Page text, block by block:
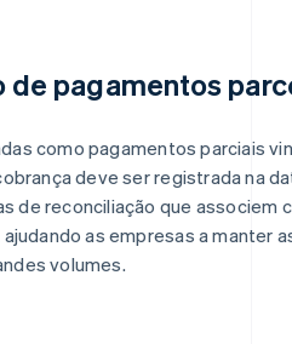
de pagamentos
como pagamentos parciais
deve ser registrada na
de reconciliação que associem
as empresas a manter
volumes.